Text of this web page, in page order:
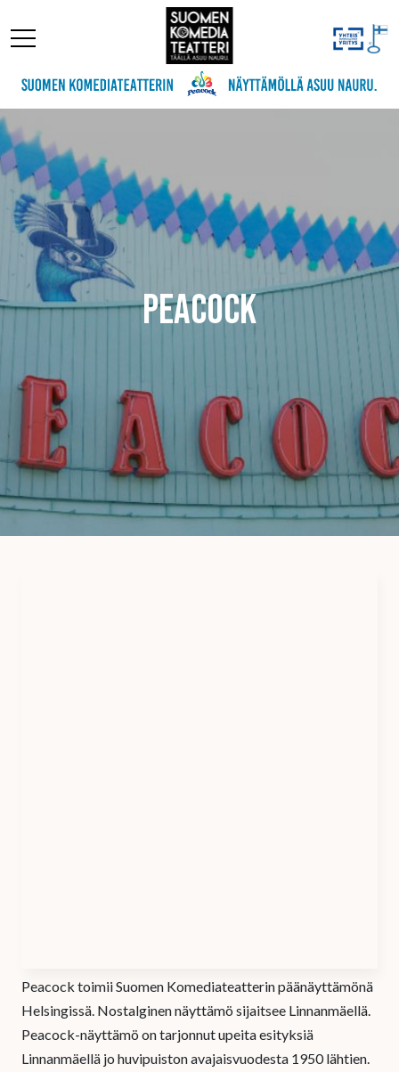
Peacock
Peacock toimii Suomen Komediateatterin päänäyttämönä
Helsingissä. Nostalginen näyttämö sijaitsee Linnanmäellä.
Peacock-näyttämö on tarjonnut upeita esityksiä
Linnanmäellä jo huvipuiston avajaisvuodesta 1950 lähtien.